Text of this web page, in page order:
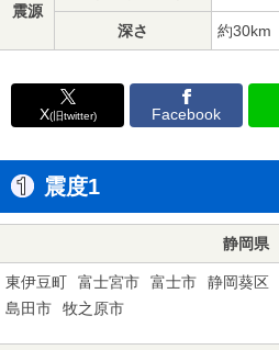
震源
深さ 約30km
X(旧twitter) Facebook
震度1
静岡県
東伊豆町 富士宮市 富士市 静岡葵区
島田市
牧之原市